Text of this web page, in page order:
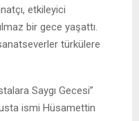
etkileyici
bir gece yaşattı.
türkülere
Saygı Gecesi”
ismi Hüsamettin